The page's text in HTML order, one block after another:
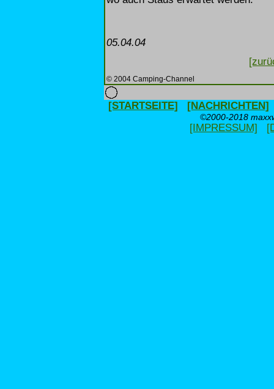
05.04.04
© 2004 Camping-Channel
[STARTSEITE] [NACHRICHTEN]
©2000-2018
[IMPRESSUM]